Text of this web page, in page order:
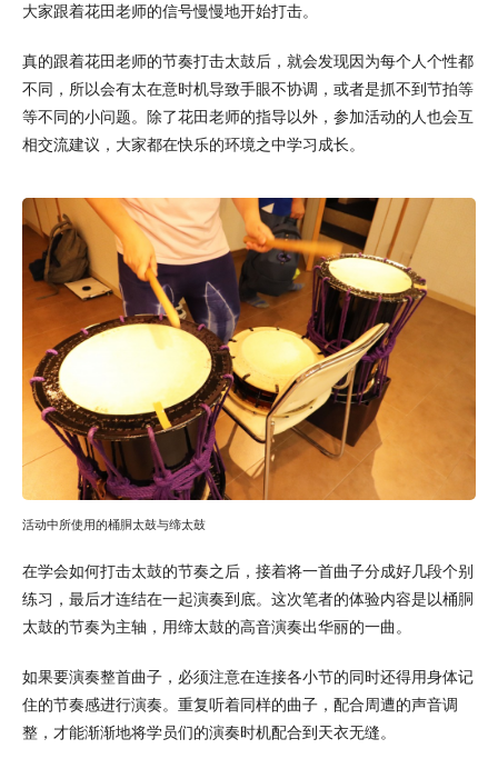
大家跟着花田老师的信号慢慢地开始打击。
真的跟着花田老师的节奏打击太鼓后，就会发现因为每个人个性都
不同，所以会有太在意时机导致手眼不协调，或者是抓不到节拍等
等不同的小问题。除了花田老师的指导以外，参加活动的人也会互
相交流建议，大家都在快乐的环境之中学习成长。
活动中所使用的桶胴太鼓与缔太鼓
在学会如何打击太鼓的节奏之后，接着将一首曲子分成好几段个别
练习，最后才连结在一起演奏到底。这次笔者的体验内容是以桶胴
太鼓的节奏为主轴，用缔太鼓的高音演奏出华丽的一曲。
如果要演奏整首曲子，必须注意在连接各小节的同时还得用身体记
住的节奏感进行演奏。重复听着同样的曲子，配合周遭的声音调
整，才能渐渐地将学员们的演奏时机配合到天衣无缝。